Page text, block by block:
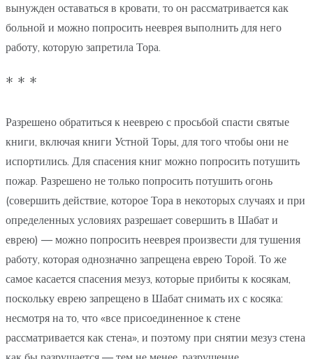
вынужден оставаться в кровати, то он рассматривается как
больной и можно попросить нееврея выполнить для него
работу, которую запретила Тора.
* * *
Разрешено обратиться к нееврею с просьбой спасти святые
книги, включая книги Устной Торы, для того чтобы они не
испортились. Для спасения книг можно попросить потушить
пожар. Разрешено не только попросить потушить огонь
(совершить действие, которое Тора в некоторых случаях и при
определенных условиях разрешает совершить в Шабат и
еврею) — можно попросить нееврея произвести для тушения
работу, которая однозначно запрещена еврею Торой. То же
самое касается спасения мезуз, которые прибиты к косякам,
поскольку еврею запрещено в Шабат снимать их с косяка:
несмотря на то, что «все присоединенное к стене
рассматривается как стена», и поэтому при снятии мезуз стена